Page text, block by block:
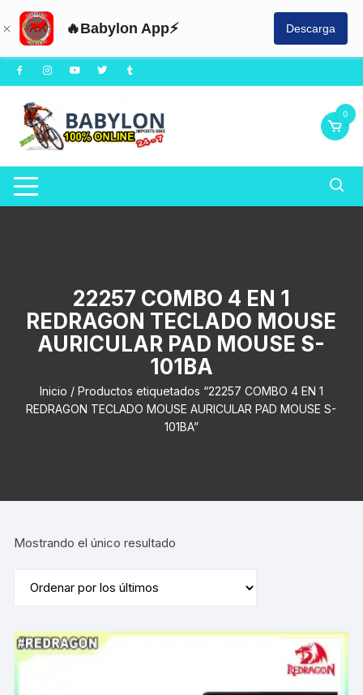
🔥Babylon App⚡ Descarga
Saltar
al
contenido
0
22257 COMBO 4 EN 1
REDRAGON TECLADO MOUSE
AURICULAR PAD MOUSE S-
101BA
Inicio / Productos etiquetados “22257 COMBO 4 EN 1
REDRAGON TECLADO MOUSE AURICULAR PAD MOUSE S-
101BA”
Mostrando el único resultado